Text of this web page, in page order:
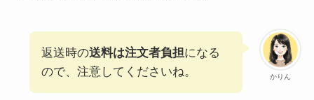
かりん
返送時の送料は注文者負担になる
ので、注意してくださいね。